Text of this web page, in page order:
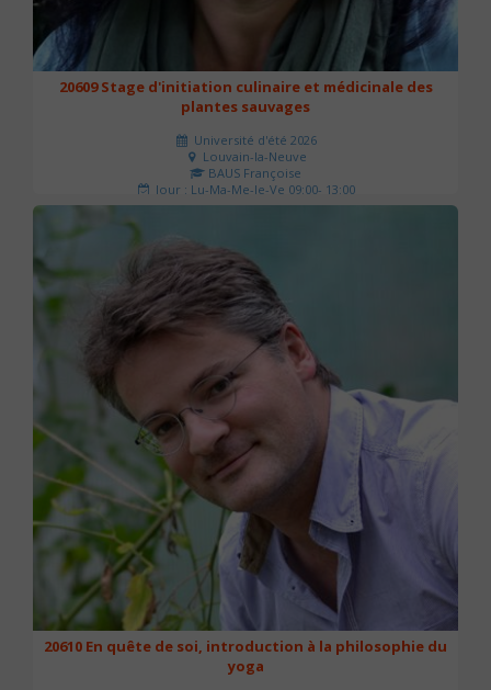
20609 Stage d'initiation culinaire et médicinale des
plantes sauvages
Université d'été 2026
Louvain-la-Neuve
BAUS Françoise
Jour : Lu-Ma-Me-Je-Ve 09:00- 13:00
Nombre de séances : 3
20610 En quête de soi, introduction à la philosophie du
yoga